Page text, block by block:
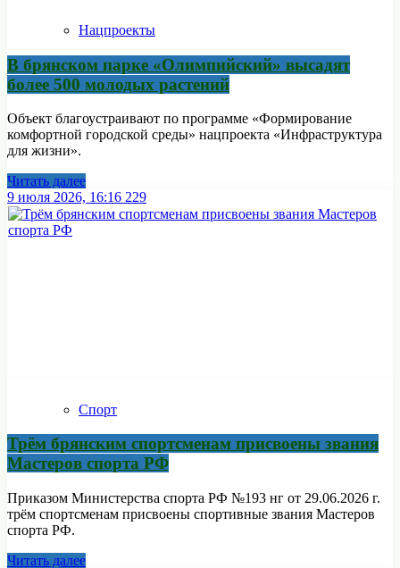
Нацпроекты
В брянском парке «Олимпийский» высадят
более 500 молодых растений
Объект благоустраивают по программе «Формирование
комфортной городской среды» нацпроекта «Инфраструктура
для жизни».
Читать далее
9 июля 2026, 16:16 229
Спорт
Трём брянским спортсменам присвоены звания
Мастеров спорта РФ
Приказом Министерства спорта РФ №193 нг от 29.06.2026 г.
трём спортсменам присвоены спортивные звания Мастеров
спорта РФ.
Читать далее